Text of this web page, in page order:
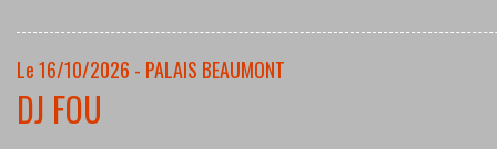
Le 16/10/2026 - PALAIS BEAUMONT
DJ FOU